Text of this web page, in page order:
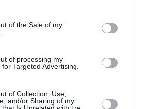
of the Sale of my
of processing my
Targeted Advertising.
of Collection, Use,
and/or Sharing of my